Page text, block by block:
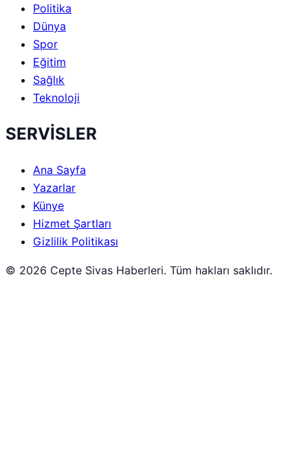
Politika
Dünya
Spor
Eğitim
Sağlık
Teknoloji
SERVİSLER
Ana Sayfa
Yazarlar
Künye
Hizmet Şartları
Gizlilik Politikası
© 2026 Cepte Sivas Haberleri. Tüm hakları saklıdır.